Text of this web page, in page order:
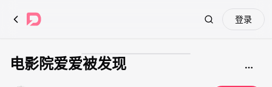
Search登录
电影院爱爱被发现